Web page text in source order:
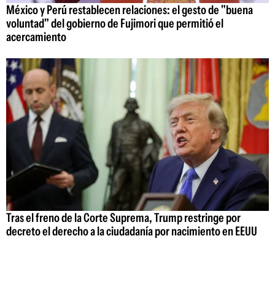
México y Perú restablecen relaciones: el gesto de "buena
voluntad" del gobierno de Fujimori que permitió el
acercamiento
Tras el freno de la Corte Suprema, Trump restringe por
decreto el derecho a la ciudadanía por nacimiento en EEUU